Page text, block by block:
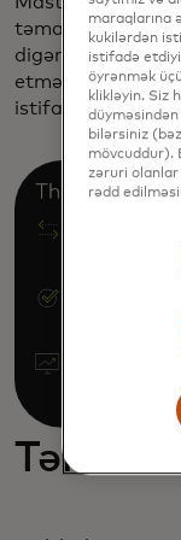
təmassız
digər
etmək üçün
istifadə edir.
maraqlarına
kukilərdən
istifadə
öyrənmək
klikləyin. Siz
düyməsindən
bilərsiniz
mövcuddur).
zəruri
rədd